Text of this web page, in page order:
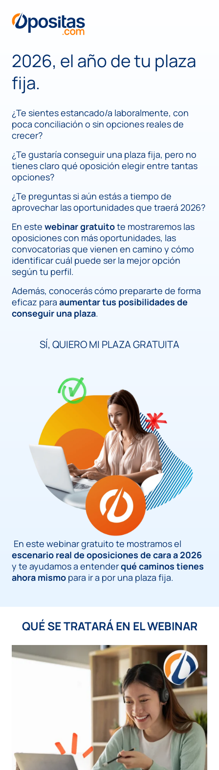
2026, el año de tu plaza
fija.
¿Te sientes estancado/a laboralmente, con
poca conciliación o sin opciones reales de
crecer?
¿Te gustaría conseguir una plaza fija, pero no
tienes claro qué oposición elegir entre tantas
opciones?
¿Te preguntas si aún estás a tiempo de
aprovechar las oportunidades que traerá 2026?
En este webinar gratuitote mostraremos las
oposiciones con más oportunidades, las
convocatorias que vienen en camino y cómo
identificar cuál puede ser la mejor opción
según tu perfil.
Además, conocerás cómo prepararte de forma
eficaz para aumentar tus posibilidades de
conseguir una plaza.
SÍ, QUIERO MI PLAZA GRATUITA
En este webinar gratuito te mostramos el
escenario real de oposiciones de cara a 2026
y te ayudamos a entenderqué caminos tienes
ahora mismo para ir a por una plaza fija.
QUÉ SE TRATARÁ EN EL WEBINAR